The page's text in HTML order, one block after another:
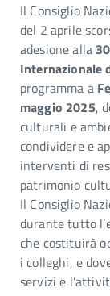
Il Consiglio
del 2 aprile
adesione alla
Internazionale
programma a
maggio 2025,
culturali e
condividere e
interventi di
patrimonio
Il Consiglio
durante tutto
che costituirà
i colleghi, e
servizi e